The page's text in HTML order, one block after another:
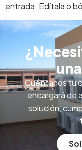
entrada. Edítala o
Cuéntanos tu
encargará de
solución,